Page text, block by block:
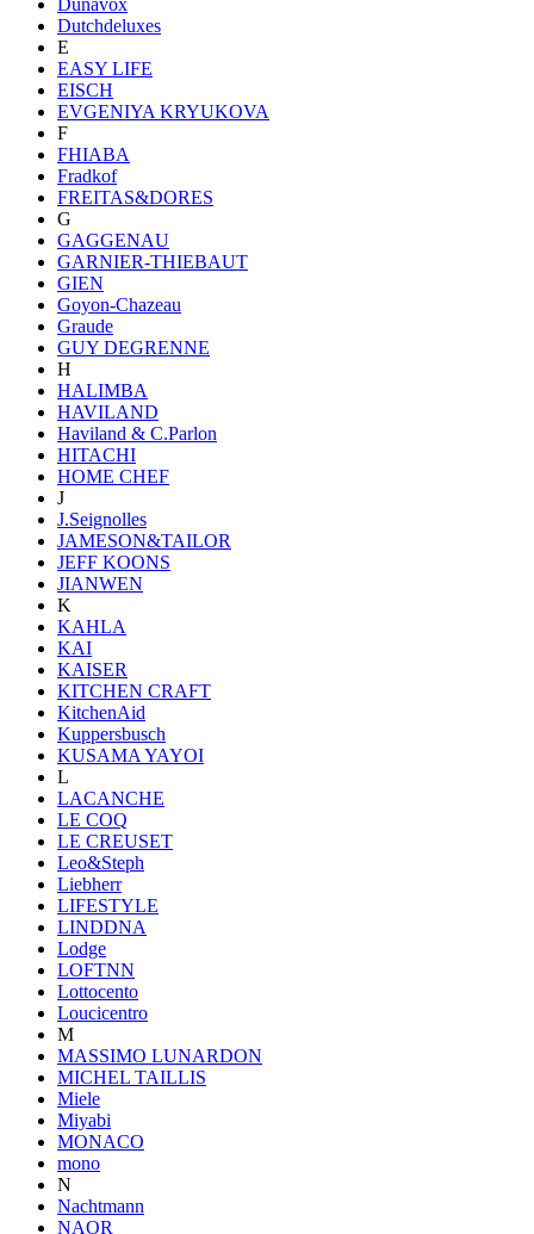
Dutchdeluxes
E
EASY LIFE
EISCH
EVGENIYA KRYUKOVA
F
FHIABA
Fradkof
FREITAS&DORES
G
GAGGENAU
GARNIER-THIEBAUT
GIEN
Goyon-Chazeau
Graude
GUY DEGRENNE
H
HALIMBA
HAVILAND
Haviland & C.Parlon
HITACHI
HOME CHEF
J
J.Seignolles
JAMESON&TAILOR
JEFF KOONS
JIANWEN
K
KAHLA
KAI
KAISER
KITCHEN CRAFT
KitchenAid
Kuppersbusch
KUSAMA YAYOI
L
LACANCHE
LE COQ
LE CREUSET
Leo&Steph
Liebherr
LIFESTYLE
LINDDNA
Lodge
LOFTNN
Lottocento
Loucicentro
M
MASSIMO LUNARDON
MICHEL TAILLIS
Miele
Miyabi
MONACO
mono
N
Nachtmann
NAOR